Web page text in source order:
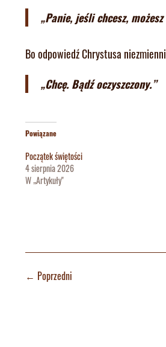
„Panie, jeśli chcesz,
Bo odpowiedź Chrystusa
„Chcę. Bądź oczyszczony.”
Powiązane
Początek świętości
4 sierpnia 2026
W „Artykuły"
← Poprzedni